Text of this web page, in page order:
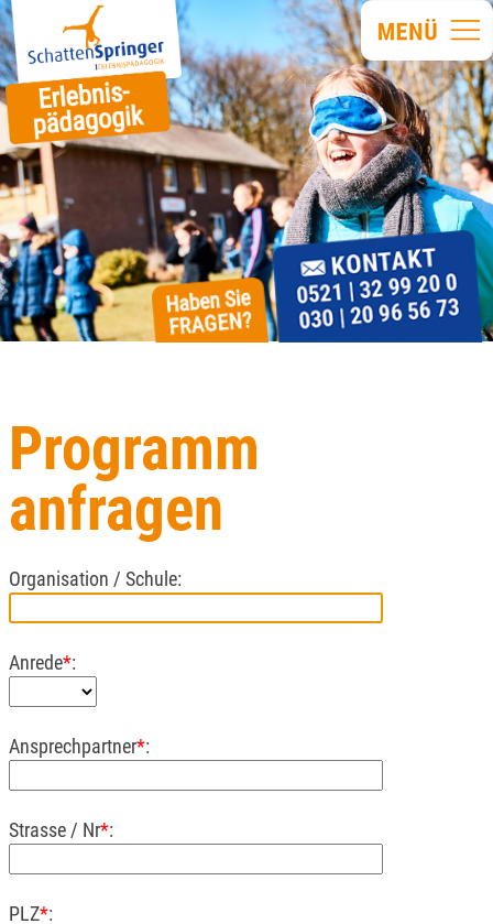
Programm
anfragen
Organisation / Schule:
Anrede*:
Ansprechpartner*:
Strasse / Nr*:
PLZ*: